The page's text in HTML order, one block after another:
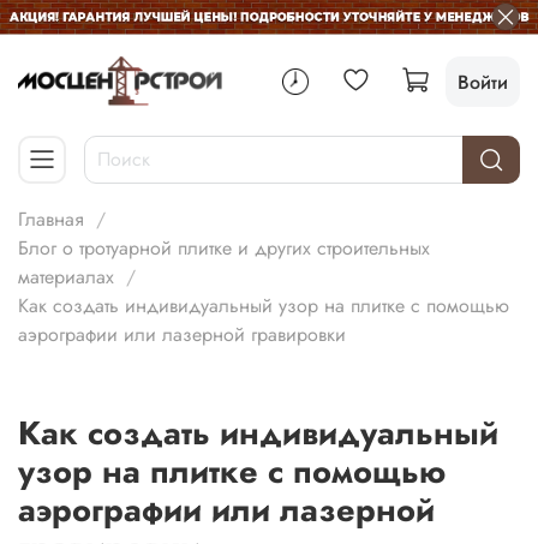
Войти
Главная
Блог о тротуарной плитке и других строительных
материалах
Как создать индивидуальный узор на плитке с помощью
аэрографии или лазерной гравировки
Как создать индивидуальный
узор на плитке с помощью
аэрографии или лазерной